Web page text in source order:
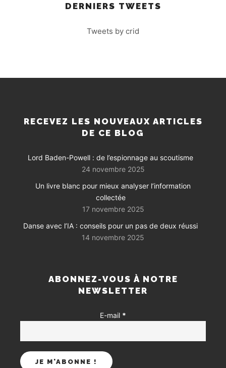
DERNIERS TWEETS
Tweets by crid
RECEVEZ LES NOUVEAUX ARTICLES
DE CE BLOG
Lord Baden-Powell : de l’espionnage au scoutisme
24 novembre 2025
Un livre blanc pour mieux analyser l’information
collectée
17 novembre 2025
Danse avec l’IA : conseils pour un pas de deux réussi
14 novembre 2025
ABONNEZ-VOUS À NOTRE
NEWSLETTER
E-mail *